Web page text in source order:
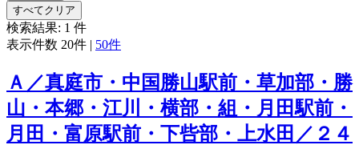
すべてクリア
検索結果: 1 件
表示件数 20件 | 50件
Ａ／真庭市・中国勝山駅前・草加部・勝
山・本郷・江川・横部・組・月田駅前・
月田・富原駅前・下呰部・上水田／２４